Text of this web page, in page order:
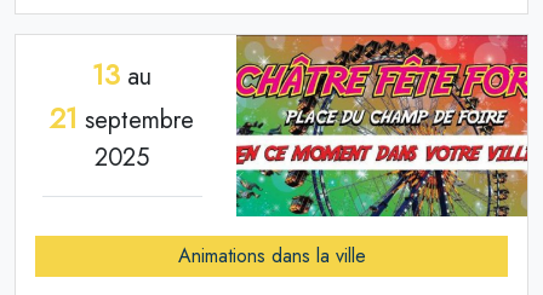
13 au
21 septembre
2025
Animations dans la ville